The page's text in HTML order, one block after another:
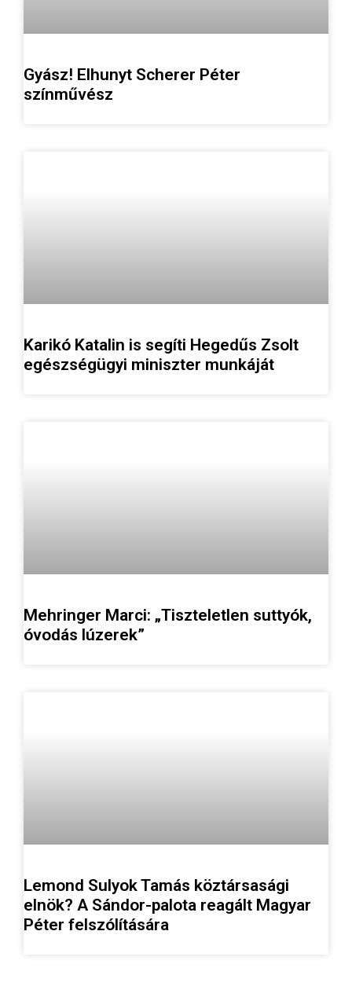
Gyász! Elhunyt Scherer Péter
színművész
Karikó Katalin is segíti Hegedűs Zsolt
egészségügyi miniszter munkáját
Mehringer Marci: „Tiszteletlen suttyók,
óvodás lúzerek”
Lemond Sulyok Tamás köztársasági
elnök? A Sándor-palota reagált Magyar
Péter felszólítására